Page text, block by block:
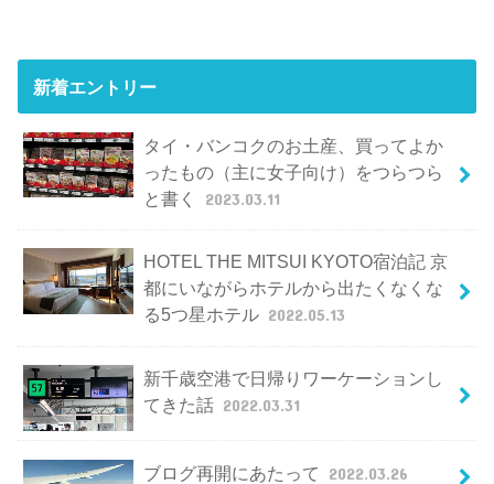
新着エントリー
タイ・バンコクのお土産、買ってよか
ったもの（主に女子向け）をつらつら
と書く
2023.03.11
HOTEL THE MITSUI KYOTO宿泊記 京
都にいながらホテルから出たくなくな
る5つ星ホテル 2022.05.13
新千歳空港で日帰りワーケーションし
てきた話 2022.03.31
ブログ再開にあたって 2022.03.26